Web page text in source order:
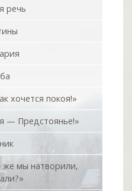
речь
хочется покоя!»
— Предстоянье!»
же мы натворили,